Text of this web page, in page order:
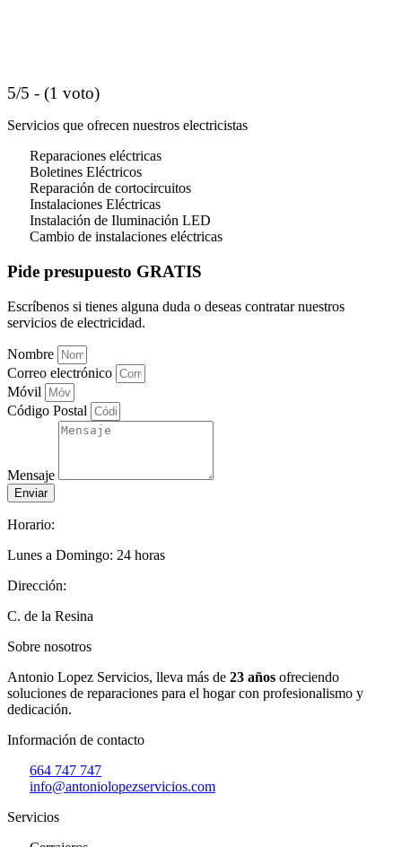
5/5 - (1 voto)
Servicios que ofrecen nuestros electricistas
Reparaciones eléctricas
Boletines Eléctricos
Reparación de cortocircuitos
Instalaciones Eléctricas
Instalación de Iluminación LED
Cambio de instalaciones eléctricas
Pide presupuesto GRATIS
Escríbenos si tienes alguna duda o deseas contratar nuestros
servicios de electricidad.
Nombre
Correo electrónico
Móvil
Código Postal
Mensaje
Enviar
Horario:
Lunes a Domingo: 24 horas
Dirección:
C. de la Resina
Sobre nosotros
Antonio Lopez Servicios, lleva más de 23 años ofreciendo
soluciones de reparaciones para el hogar con profesionalismo y
dedicación.
Información de contacto
664 747 747
info@antoniolopezservicios.com
Servicios